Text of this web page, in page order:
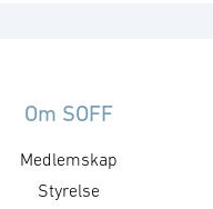
Om SOFF
Medlemskap
Styrelse